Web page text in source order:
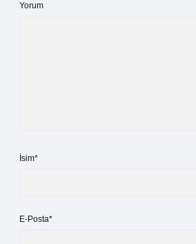
Yorum
İsim*
E-Posta*